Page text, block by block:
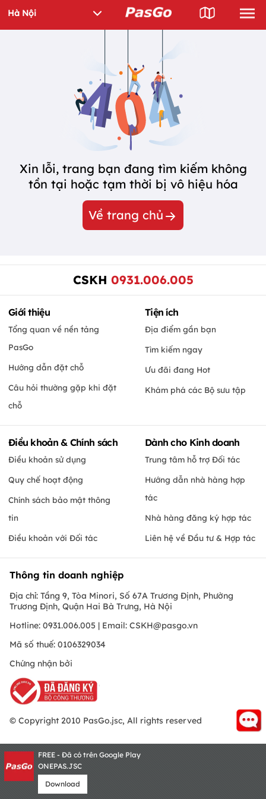
Xin lỗi, trang bạn đang tìm kiếm không
tồn tại hoặc tạm thời bị vô hiệu hóa
Về trang chủ
CSKH 0931.006.005
Giới thiệu
Tổng quan về nền tảng
PasGo
Hướng dẫn đặt chỗ
Câu hỏi thường gặp khi đặt
chỗ
Tiện ích
Địa điểm gần bạn
Tìm kiếm ngay
Ưu đãi đang Hot
Khám phá các Bộ sưu tập
Điều khoản & Chính sách
Điều khoản sử dụng
Quy chế hoạt động
Chính sách bảo mật thông
tin
Điều khoản với Đối tác
Dành cho Kinh doanh
Trung tâm hỗ trợ Đối tác
Hướng dẫn nhà hàng hợp
tác
Nhà hàng đăng ký hợp tác
Liên hệ về Đầu tư & Hợp tác
Thông tin doanh nghiệp
Địa chỉ: Tầng 9, Tòa Minori, Số 67A Trương Định, Phường
Trương Định, Quận Hai Bà Trưng, Hà Nội
Hotline: 0931.006.005 | Email: CSKH@pasgo.vn
Mã số thuế: 0106329034
Chứng nhận bởi
© Copyright 2010 PasGo.jsc, All rights reserved
FREE - Đã có trên Google Play
ONEPAS.JSC
Download